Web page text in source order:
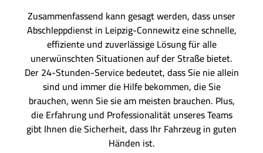
Zusammenfassend kann gesagt werden, dass unser
Abschleppdienst in Leipzig-Connewitz eine schnelle,
effiziente und zuverlässige Lösung für alle
unerwünschten Situationen auf der Straße bietet.
Der 24-Stunden-Service bedeutet, dass Sie nie allein
sind und immer die Hilfe bekommen, die Sie
brauchen, wenn Sie sie am meisten brauchen. Plus,
die Erfahrung und Professionalität unseres Teams
gibt Ihnen die Sicherheit, dass Ihr Fahrzeug in guten
Händen ist.